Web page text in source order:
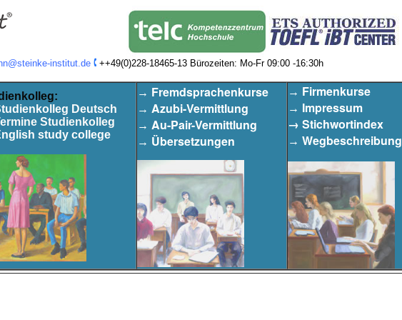
institut.de ++49(0)228-18465-13 Bürozeiten: Mo-Fr 09:00 -16:30h
Deutsch
Studienkolleg
study college
→ Fremdsprachenkurse
→ Azubi-Vermittlung
→ Au-Pair-Vermittlung
→ Übersetzungen
→ Firmenkurse
→ Impressum
→ Stichwortindex
→ Wegbeschreibung